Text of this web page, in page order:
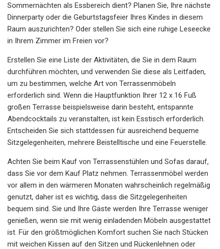
Sommernächten als Essbereich dient? Planen Sie, Ihre nächste
Dinnerparty oder die Geburtstagsfeier Ihres Kindes in diesem
Raum auszurichten? Oder stellen Sie sich eine ruhige Leseecke
in Ihrem Zimmer im Freien vor?
Erstellen Sie eine Liste der Aktivitäten, die Sie in dem Raum
durchführen möchten, und verwenden Sie diese als Leitfaden,
um zu bestimmen, welche Art von Terrassenmöbeln
erforderlich sind. Wenn die Hauptfunktion Ihrer 12 x 16 Fuß
großen Terrasse beispielsweise darin besteht, entspannte
Abendcocktails zu veranstalten, ist kein Esstisch erforderlich.
Entscheiden Sie sich stattdessen für ausreichend bequeme
Sitzgelegenheiten, mehrere Beistelltische und eine Feuerstelle.
Achten Sie beim Kauf von Terrassenstühlen und Sofas darauf,
dass Sie vor dem Kauf Platz nehmen. Terrassenmöbel werden
vor allem in den wärmeren Monaten wahrscheinlich regelmäßig
genutzt, daher ist es wichtig, dass die Sitzgelegenheiten
bequem sind. Sie und Ihre Gäste werden Ihre Terrasse weniger
genießen, wenn sie mit wenig einladenden Möbeln ausgestattet
ist. Für den größtmöglichen Komfort suchen Sie nach Stücken
mit weichen Kissen auf den Sitzen und Rückenlehnen oder